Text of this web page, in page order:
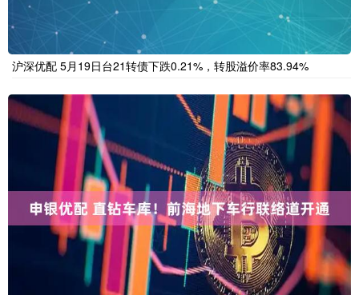
沪深优配 5月19日台21转债下跌0.21%，转股溢价率83.94%